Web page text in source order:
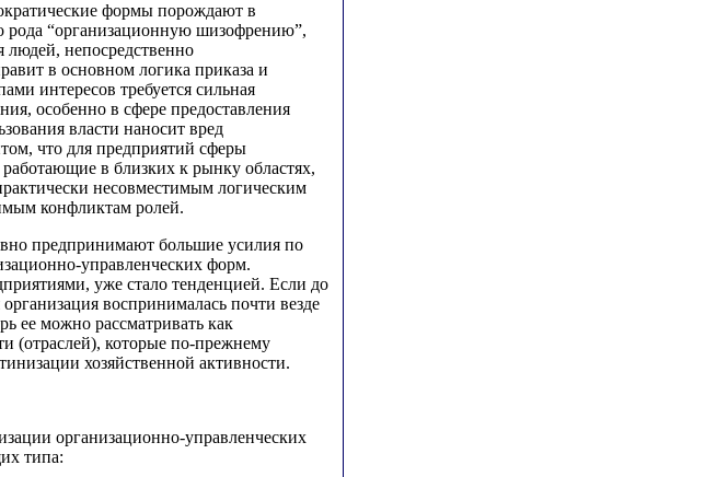
формы порождают в
рода “организационную шизофрению”,
людей, непосредственно
в основном логика приказа и
интересов требуется сильная
особенно в сфере предоставления
власти наносит вред
что для предприятий сферы
в близких к рынку областях,
несовместимым логическим
конфликтам ролей.
предпринимают большие усилия по
управленческих форм.
уже стало тенденцией. Если до
воспринималась почти везде
ее можно рассматривать как
(отраслей), которые по-прежнему
хозяйственной активности.
организационно-управленческих
типа: